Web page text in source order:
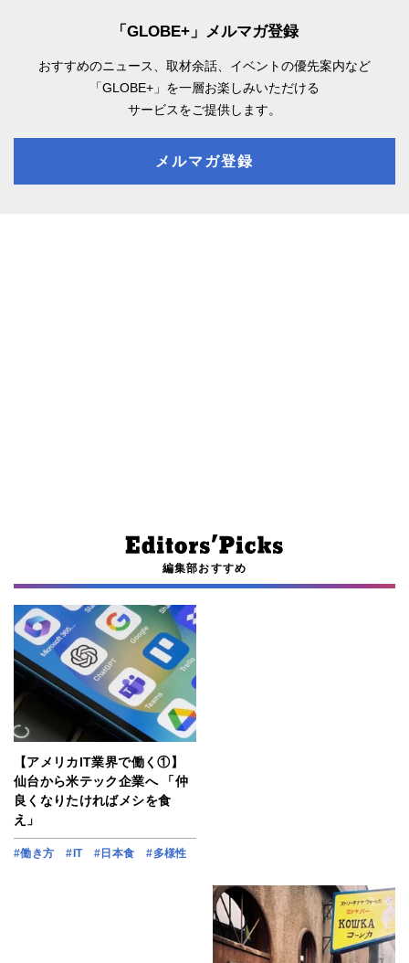
「GLOBE+」メルマガ登録
おすすめのニュース、取材余話、 イベントの優先案内など
「GLOBE+」を一層お楽しみいただける
サービスをご提供します。
メルマガ登録
編集部おすすめ
【アメリカIT業界で働く①】
仙台から米テック企業へ 「仲
良くなりたければメシを食
え」
#働き方 #IT #日本食 #多様性